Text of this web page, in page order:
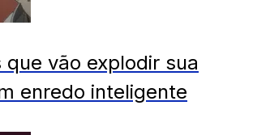
que vão explodir sua
enredo inteligente